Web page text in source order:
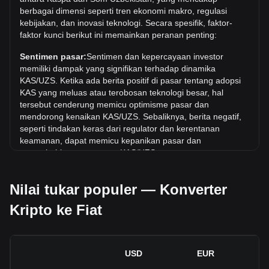
Harga tertinggi sepanjang masa untuk 1 KAS di UZS adalah
so'm2,479.39. Masih harus dilihat apakah nilai 1 KAS/UZS
akan melampaui nilai tertinggi saat ini.
Selama 7 hari terakhir, nilai tukar Kaspa (KAS) telah turun
sebesar 0.15%. Selama bulan terakhir, nilai tukar Kaspa
(KAS) telah turun sebesar 2.09% terhadap Som Uzbekistan
(UZS).
berbagai dimensi seperti tren ekonomi makro, regulasi
kebijakan, dan inovasi teknologi. Secara spesifik, faktor-
faktor kunci berikut ini memainkan peranan penting:
Sentimen pasar:Sentimen dan kepercayaan investor
memiliki dampak yang signifikan terhadap dinamika
KAS/UZS. Ketika ada berita positif di pasar tentang adopsi
KAS yang meluas atau terobosan teknologi besar, hal
tersebut cenderung memicu optimisme pasar dan
mendorong kenaikan KAS/UZS. Sebaliknya, berita negatif,
seperti tindakan keras dari regulator dan kerentanan
keamanan, dapat memicu kepanikan pasar dan
menyebabkan penurunan KAS/UZS.
seputar mata uang kripto memiliki dampak langsung pada
penerimaannya, yang pada gilirannya menentukan nilainya
relatif terhadap mata uang tradisional seperti dolar AS.
tidak jelas atau terlalu ketat dapat menghambat
Nilai tukar populer — Konverter
Kripto ke Fiat
USD EUR